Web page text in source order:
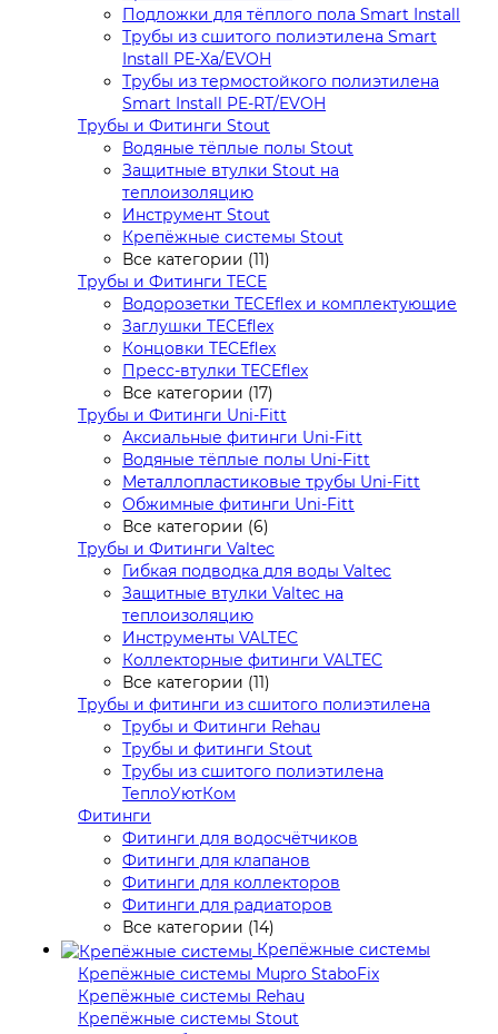
Подложки для тёплого пола Smart Install
Трубы из сшитого полиэтилена Smart
Install PE-Xa/EVOH
Трубы из термостойкого полиэтилена
Smart Install PE-RT/EVOH
Трубы и Фитинги Stout
Водяные тёплые полы Stout
Защитные втулки Stout на
теплоизоляцию
Инструмент Stout
Крепёжные системы Stout
Все категории (11)
Трубы и Фитинги TECE
Водорозетки TECEflex и комплектующие
Заглушки TECEflex
Концовки TECEflex
Пресс-втулки TECEflex
Все категории (17)
Трубы и Фитинги Uni-Fitt
Аксиальные фитинги Uni-Fitt
Водяные тёплые полы Uni-Fitt
Металлопластиковые трубы Uni-Fitt
Обжимные фитинги Uni-Fitt
Все категории (6)
Трубы и Фитинги Valtec
Гибкая подводка для воды Valtec
Защитные втулки Valtec на
теплоизоляцию
Инструменты VALTEC
Коллекторные фитинги VALTEC
Все категории (11)
Трубы и фитинги из сшитого полиэтилена
Трубы и Фитинги Rehau
Трубы и фитинги Stout
Трубы из сшитого полиэтилена
ТеплоУютКом
Фитинги
Фитинги для водосчётчиков
Фитинги для клапанов
Фитинги для коллекторов
Фитинги для радиаторов
Все категории (14)
Крепёжные системы
Крепёжные системы Mupro StaboFix
Крепёжные системы Rehau
Крепёжные системы Stout